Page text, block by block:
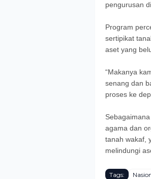
pengurusan
Program
sertipikat
aset yang
“Makanya
senang dan
proses ke
agama dan
tanah wakaf,
melindungi
Tags: